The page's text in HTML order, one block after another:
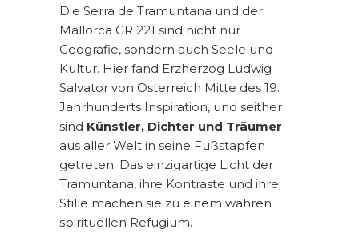
Die Serra de Tramuntana und der
Mallorca GR 221 sind nicht nur
Geografie, sondern auch Seele und
Kultur. Hier fand Erzherzog Ludwig
Salvator von Österreich Mitte des 19.
Jahrhunderts Inspiration, und seither
sind Künstler, Dichter und Träumer
aus aller Welt in seine Fußstapfen
getreten. Das einzigartige Licht der
Tramuntana, ihre Kontraste und ihre
Stille machen sie zu einem wahren
spirituellen Refugium.